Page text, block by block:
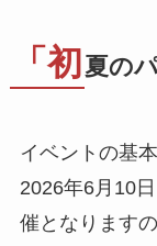
「初 夏の
イベントの基
2026年6月10
催となります